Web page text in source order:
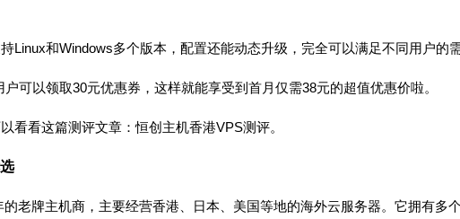
Linux和Windows多个版本，配置还能动态升级，完全可以满足不同用户的需
可以领取30元优惠券，这样就能享受到首月仅需38元的超值优惠价啦。
看看这篇测评文章：恒创主机香港VPS测评。
老牌主机商，主要经营香港、日本、美国等地的海外云服务器。它拥有多